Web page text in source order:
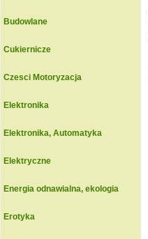
Budowlane
Cukiernicze
Czesci Motoryzacja
Elektronika
Elektronika, Automatyka
Elektryczne
Energia odnawialna, ekologia
Erotyka